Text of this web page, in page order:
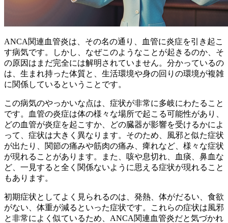
ANCA関連血管炎は、その名の通り、
血管に炎症を引き起こ
す病気です。しかし、なぜこのようなことが起きるのか、そ
の原因はまだ完全には解明されていません。分かっているの
は、生まれ持った体質と、生活環境や身の回りの環境が複雑
に関係しているということです。
この病気のやっかいな点は、症状が非常に多岐にわたること
です。血管の炎症は体の様々な場所で起こる可能性があり、
どの血管が炎症を起こすか、どの臓器が影響を受けるかによ
って、症状は大きく異なります。そのため、風邪と似た症状
が出たり、関節の痛みや筋肉の痛み、痺れなど、様々な症状
が現れることがあります。また、咳や息切れ、血痰、鼻血な
ど、一見すると全く関係ないように思える症状が現れること
もあります。
初期症状としてよく見られるのは、発熱、体がだるい、食欲
がない、体重が減るといった症状です。これらの症状は風邪
と非常によく似ているため、ANCA関連血管炎だと気づかれ